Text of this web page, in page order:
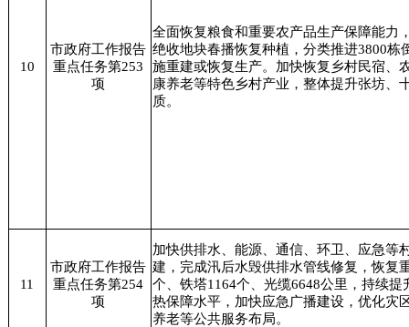
10
市政府工作报告
重点任务第253
项
全面恢复粮食和重要农产品生产保障能力
绝收地块春播恢复种植，分类推进3800栋
施重建或恢复生产。加快恢复乡村民宿、
康养老等特色乡村产业，整体提升张坊、
质。
11
市政府工作报告
重点任务第254
项
加快供排水、能源、通信、环卫、应急等
建，完成汛后水毁供排水管线修复，恢复
个、铁塔1164个、光缆6648公里，持续提
热保障水平，加快应急广播建设，优化灾
养老等公共服务布局。